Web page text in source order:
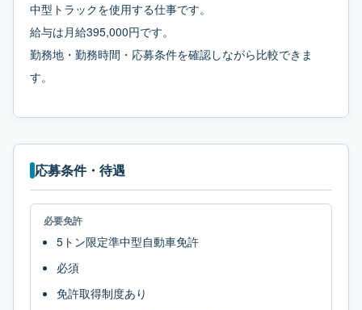
中型トラックを使用する仕事です。
給与は月給395,000円です。
勤務地・勤務時間・応募条件を確認しながら比較できま
す。
応募条件・待遇
必要免許
5トン限定準中型自動車免許
必須
免許取得制度あり